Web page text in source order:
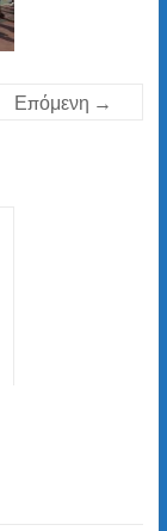
Επόμενη →